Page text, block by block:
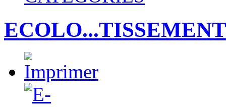
ECOLO...TISSEMENT